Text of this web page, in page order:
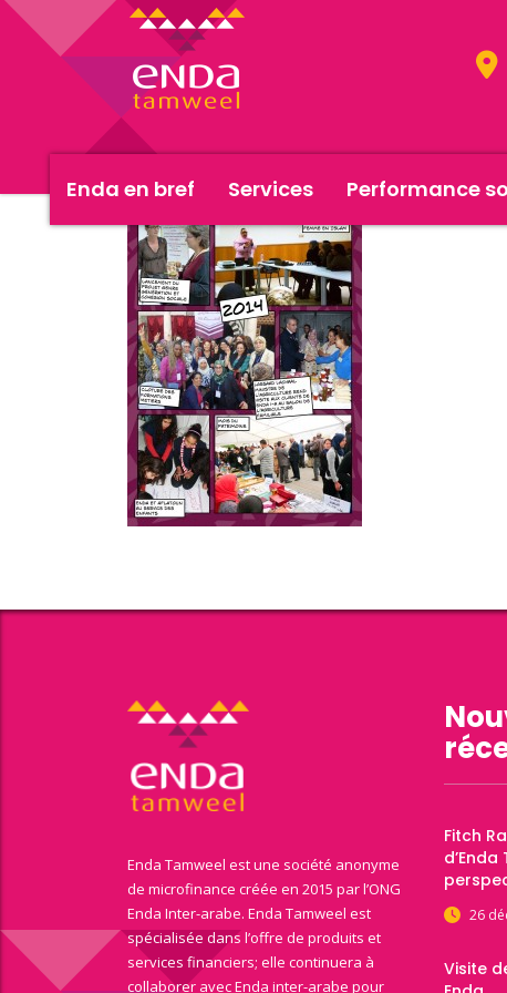
Enda en bref Services Performance
Enda Tamweel est une société anonyme
de microfinance créée en 2015 par l’ONG
Enda Inter-arabe. Enda Tamweel est
spécialisée dans l’offre de produits et
services financiers; elle continuera à
collaborer avec Enda inter-arabe pour
Fitch
26
Visite